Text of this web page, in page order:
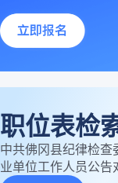
职位表检
中共佛冈县纪律检
业单位工作人员公告